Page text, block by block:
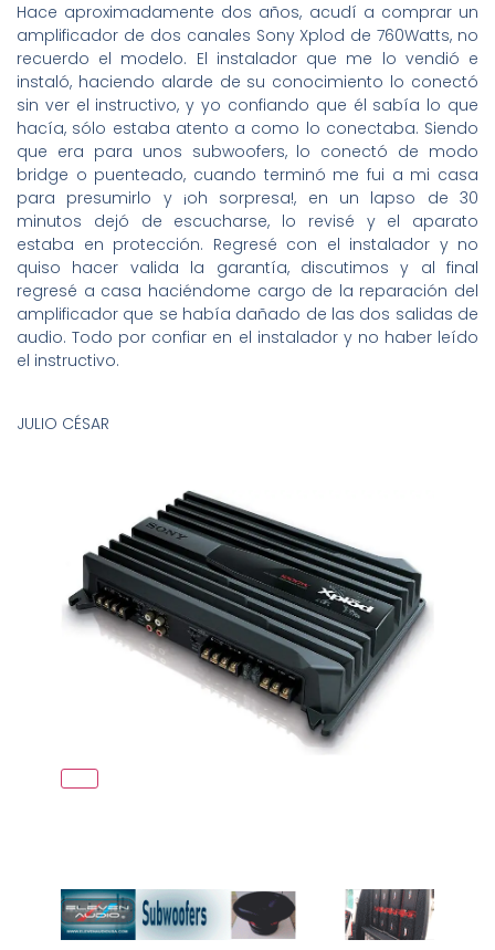
Hace aproximadamente dos años, acudí a comprar un
amplificador de dos canales Sony Xplod de 760Watts, no
recuerdo el modelo. El instalador que me lo vendió e
instaló, haciendo alarde de su conocimiento lo conectó
sin ver el instructivo, y yo confiando que él sabía lo que
hacía, sólo estaba atento a como lo conectaba. Siendo
que era para unos subwoofers, lo conectó de modo
bridge o puenteado, cuando terminó me fui a mi casa
para presumirlo y ¡oh sorpresa!, en un lapso de 30
minutos dejó de escucharse, lo revisé y el aparato
estaba en protección. Regresé con el instalador y no
quiso hacer valida la garantía, discutimos y al final
regresé a casa haciéndome cargo de la reparación del
amplificador que se había dañado de las dos salidas de
audio. Todo por confiar en el instalador y no haber leído
el instructivo.
JULIO CÉSAR